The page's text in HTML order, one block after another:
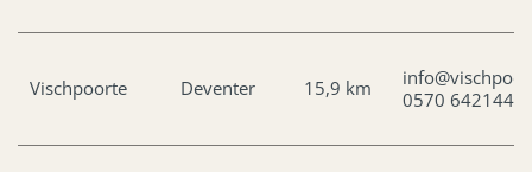
Vischpoorte Deventer 15,9 km
0570 642144